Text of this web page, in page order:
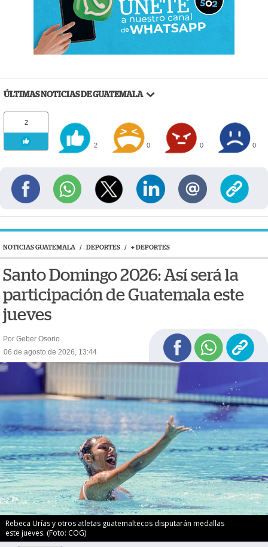
ÚLTIMAS NOTICIAS DE GUATEMALA
2
2 0 0 0
NOTICIAS GUATEMALA / DEPORTES / + DEPORTES
Santo Domingo 2026: Así será la
participación de Guatemala este
jueves
Por Geber Osorio
06 de agosto de 2026, 13:44
Rebeca Urías y otros atletas guatemaltecos disputarán medallas
este jueves. (Foto: COG)